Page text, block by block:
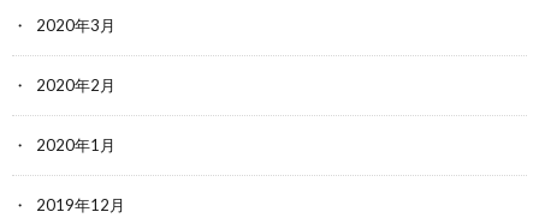
2020年3月
2020年2月
2020年1月
2019年12月